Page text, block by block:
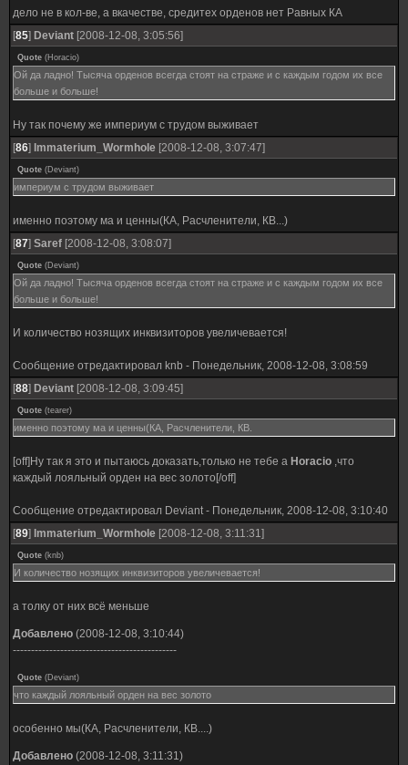
дело не в кол-ве, а вкачестве, средитех орденов нет Равных КА
[85] Deviant [2008-12-08, 3:05:56]
Quote (Horacio)
Ой да ладно! Тысяча орденов всегда стоят на страже и с каждым годом их все
больше и больше!
Ну так почему же империум с трудом выживает
[86] Immaterium_Wormhole [2008-12-08, 3:07:47]
Quote (Deviant)
империум с трудом выживает
именно поэтому ма и ценны(КА, Расчленители, КВ...)
[87] Saref [2008-12-08, 3:08:07]
Quote (Deviant)
Ой да ладно! Тысяча орденов всегда стоят на страже и с каждым годом их все
больше и больше!
И количество нозящих инквизиторов увеличевается!
Сообщение отредактировал knb - Понедельник, 2008-12-08, 3:08:59
[88] Deviant [2008-12-08, 3:09:45]
Quote (tearer)
именно поэтому ма и ценны(КА, Расчленители, КВ.
[off]Ну так я это и пытаюсь доказать,только не тебе а Horacio ,что
каждый лояльный орден на вес золото[/off]
Сообщение отредактировал Deviant- Понедельник, 2008-12-08, 3:10:40
[89] Immaterium_Wormhole [2008-12-08, 3:11:31]
Quote (knb)
И количество нозящих инквизиторов увеличевается!
а толку от них всё меньше
Добавлено (2008-12-08, 3:10:44)
---------------------------------------------
Quote (Deviant)
что каждый лояльный орден на вес золото
особенно мы(КА, Расчленители, КВ....)
Добавлено (2008-12-08, 3:11:31)